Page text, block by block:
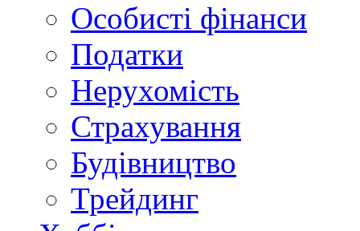
Особисті фінанси
Податки
Нерухомість
Страхування
Будівництво
Трейдинг